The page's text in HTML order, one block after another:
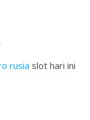
rusia slot hari ini